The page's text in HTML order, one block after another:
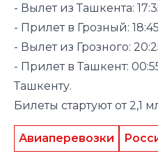
- Вылет из Ташкента:
- Прилет в Грозный:
- Вылет из Грозного:
- Прилет в Ташкент:
Ташкенту.
Билеты стартуют от 2,1
Авиаперевозки